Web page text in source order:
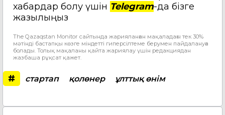
хабардар болу үшін Telegram-да бізге
жазылыңыз
The Qazaqstan Monitor сайтында жарияланған мақаладағы тек 30%
мәтінді бастапқы көзге міндетті гиперсілтеме берумен пайдалануға
болады. Толық мақаланы қайта жариялау үшін редакциядан
жазбаша рұқсат қажет.
# стартап қолөнер ұлттық өнім